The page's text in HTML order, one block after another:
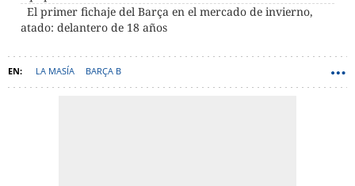
El primer fichaje del Barça en el mercado de invierno,
atado: delantero de 18 años
LA MASÍA BARÇA B